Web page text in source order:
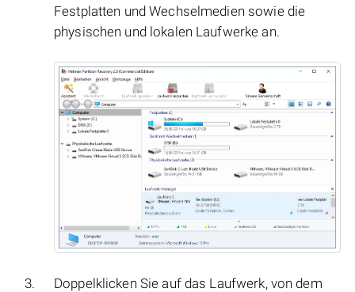
Festplatten und Wechselmedien sowie die
physischen und lokalen Laufwerke an.
Doppelklicken Sie auf das Laufwerk, von dem